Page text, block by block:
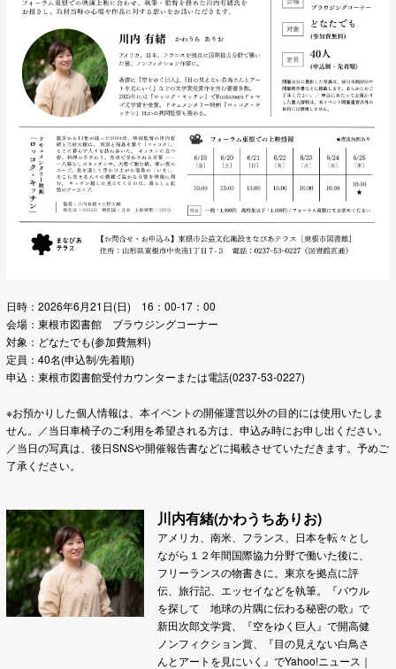
日時：2026年6月21日(日) 16：00-17：00
会場：東根市図書館 ブラウジングコーナー
対象：どなたでも(参加費無料)
定員：40名(申込制/先着順)
申込：東根市図書館受付カウンターまたは電話(0237-53-0227)
※お預かりした個人情報は、本イベントの開催運営以外の目的には使用いたしま
せん。／当日車椅子のご利用を希望される方は、申込み時にお申し出ください。
／当日の写真は、後日SNSや開催報告書などに掲載させていただきます。予めご
了承ください。
川内有緒(かわうちありお)
アメリカ、南米、フランス、日本を転々とし
ながら１２年間国際協力分野で働いた後に、
フリーランスの物書きに。東京を拠点に評
伝、旅行記、エッセイなどを執筆。『バウル
を探して 地球の片隅に伝わる秘密の歌』で
新田次郎文学賞、『空をゆく巨人』で開高健
ノンフィクション賞、『目の見えない白鳥さ
んとアートを見にいく』でYahoo!ニュース｜